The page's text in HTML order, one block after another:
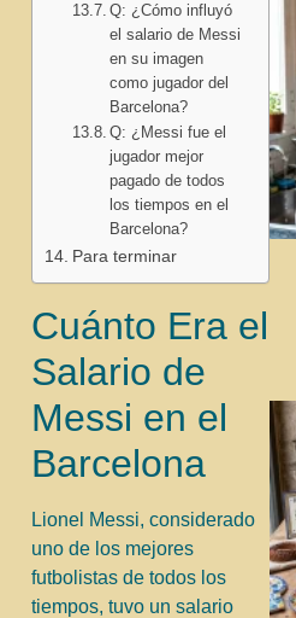
Q: ¿Cómo influyó
el salario de Messi
en su imagen
como jugador del
Barcelona?
Q: ¿Messi fue el
jugador mejor
pagado de todos
los tiempos en el
Barcelona?
Para terminar
Cuánto Era el
Salario de
Messi en el
Barcelona
Lionel Messi, considerado
uno de los mejores
futbolistas de todos los
tiempos, tuvo un salario